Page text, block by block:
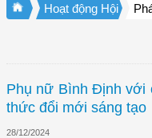
Hoạt động Hội
Phụ nữ Bình Định với
thức đổi mới sáng tạo
28/12/2024